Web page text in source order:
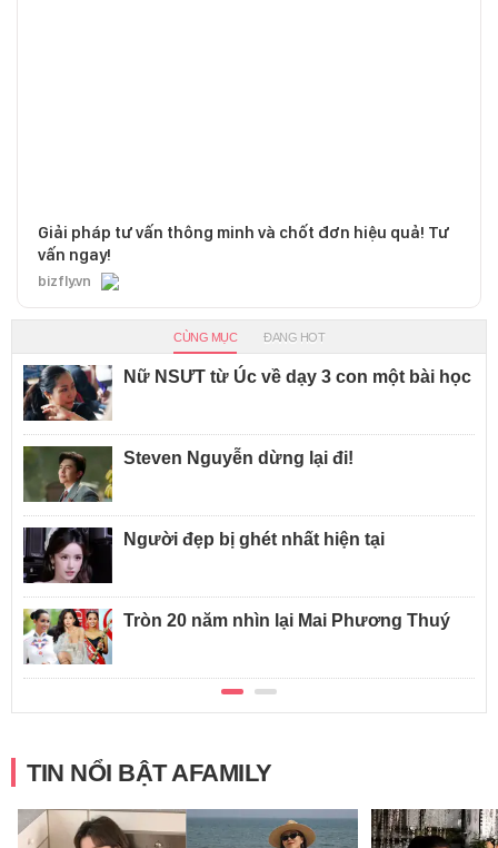
Giải pháp tư vấn thông minh và chốt đơn hiệu quả! Tư
vấn ngay!
bizfly.vn
CÙNG MỤC ĐANG HOT
Nữ NSƯT từ Úc về dạy 3 con một bài học
Steven Nguyễn dừng lại đi!
Người đẹp bị ghét nhất hiện tại
Tròn 20 năm nhìn lại Mai Phương Thuý
TIN NỔI BẬT AFAMILY